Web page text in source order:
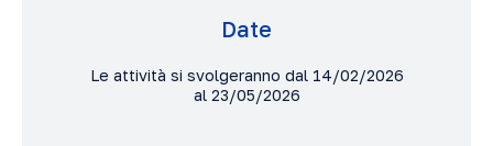
Date
Le attività si svolgeranno dal 14/02/2026
al 23/05/2026